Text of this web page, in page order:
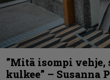
”Mitä isompi vehje,
kulkee” – Susanna